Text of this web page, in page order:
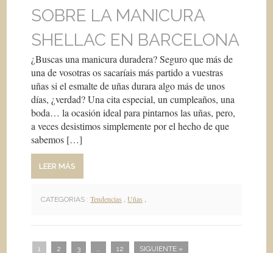
SOBRE LA MANICURA
SHELLAC EN BARCELONA
¿Buscas una manicura duradera? Seguro que más de
una de vosotras os sacaríais más partido a vuestras
uñas si el esmalte de uñas durara algo más de unos
días, ¿verdad? Una cita especial, un cumpleaños, una
boda… la ocasión ideal para pintarnos las uñas, pero,
a veces desistimos simplemente por el hecho de que
sabemos […]
LEER MÁS
CATEGORIAS : Tendencias ,Uñas
1 2 3 … 12 SIGUIENTE »